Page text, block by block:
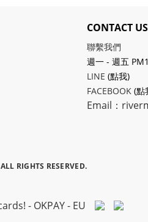
CONTACT US
聯繫我們
週一 - 週五
LINE (點我)
FACEBOOK (點
Email：
ALL RIGHTS RESERVED.